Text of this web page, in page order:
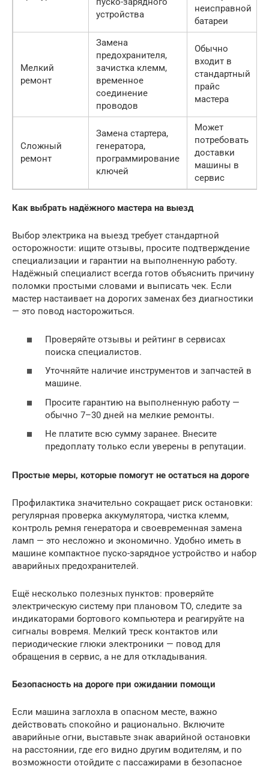
устройства
неисправной
батареи
Мелкий
ремонт
Замена
предохранителя,
зачистка клемм,
временное
соединение
проводов
Обычно
входит в
стандартный
прайс
мастера
Сложный
ремонт
Замена стартера,
генератора,
программирование
ключей
Может
потребовать
доставки
машины в
сервис
Как выбрать надёжного мастера на выезд
Выбор электрика на выезд требует стандартной
осторожности: ищите отзывы, просите подтверждение
специализации и гарантии на выполненную работу.
Надёжный специалист всегда готов объяснить причину
поломки простыми словами и выписать чек. Если
мастер настаивает на дорогих заменах без диагностики
— это повод насторожиться.
Проверяйте отзывы и рейтинг в сервисах
поиска специалистов.
Уточняйте наличие инструментов и запчастей в
машине.
Просите гарантию на выполненную работу —
обычно 7–30 дней на мелкие ремонты.
Не платите всю сумму заранее. Внесите
предоплату только если уверены в репутации.
Простые меры, которые помогут не остаться на дороге
Профилактика значительно сокращает риск остановки:
регулярная проверка аккумулятора, чистка клемм,
контроль ремня генератора и своевременная замена
ламп — это несложно и экономично. Удобно иметь в
машине компактное пуско-зарядное устройство и набор
аварийных предохранителей.
Ещё несколько полезных пунктов: проверяйте
электрическую систему при плановом ТО, следите за
индикаторами бортового компьютера и реагируйте на
сигналы вовремя. Мелкий треск контактов или
периодические глюки электроники — повод для
обращения в сервис, а не для откладывания.
Безопасность на дороге при ожидании помощи
Если машина заглохла в опасном месте, важно
действовать спокойно и рационально. Включите
аварийные огни, выставьте знак аварийной остановки
на расстоянии, где его видно другим водителям, и по
возможности отойдите с пассажирами в безопасное